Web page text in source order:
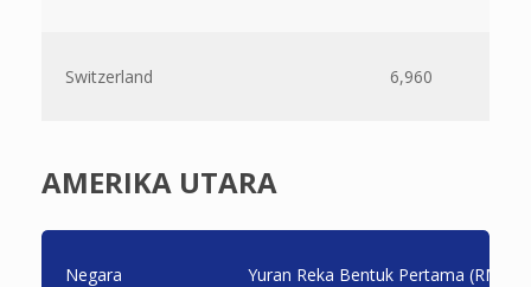
Switzerland 6,960
AMERIKA UTARA
Negara Yuran Reka Bentuk Pertama (RM)